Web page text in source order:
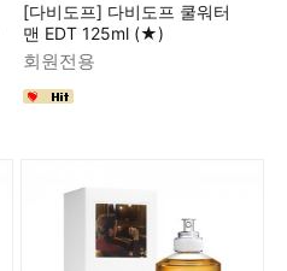
[다비도프] 다비도프 쿨워터
맨 EDT 125ml (★)
회원전용